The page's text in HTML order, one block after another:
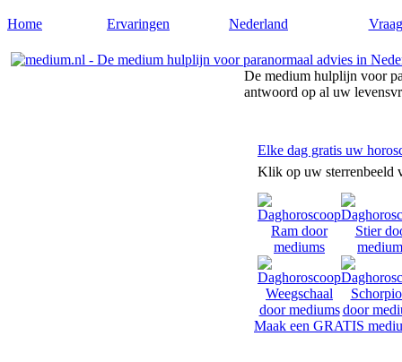
Home Ervaringen Nederland
De medium hulplijn voor
antwoord op al uw
Elke dag gratis uw
Klik op uw sterrenbeeld
Maak een GRATIS